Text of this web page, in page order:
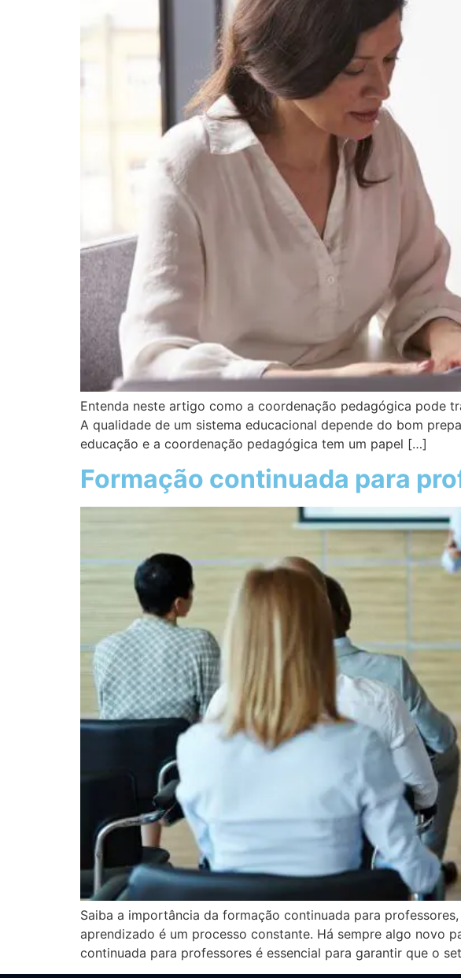
Entenda neste artigo como a coordenação pedagógica pode
A qualidade de um sistema educacional depende do bom
educação e a coordenação pedagógica tem um papel […]
Formação continuada para
Saiba a importância da formação continuada para
aprendizado é um processo constante. Há sempre algo novo
continuada para professores é essencial para garantir que o